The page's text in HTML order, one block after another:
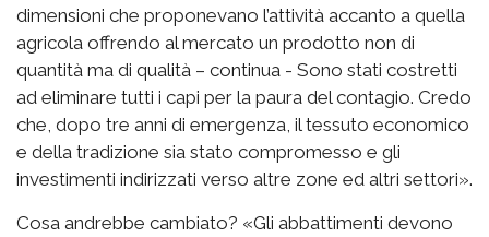
dimensioni che proponevano l’attività accanto a quella
agricola offrendo al mercato un prodotto non di
quantità ma di qualità – continua - Sono stati costretti
ad eliminare tutti i capi per la paura del contagio. Credo
che, dopo tre anni di emergenza, il tessuto economico
e della tradizione sia stato compromesso e gli
investimenti indirizzati verso altre zone ed altri settori».
Cosa andrebbe cambiato? «Gli abbattimenti devono